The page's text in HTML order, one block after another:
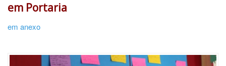
em Portaria
em anexo